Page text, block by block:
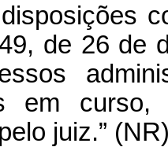
de 26 de
em
juiz.”